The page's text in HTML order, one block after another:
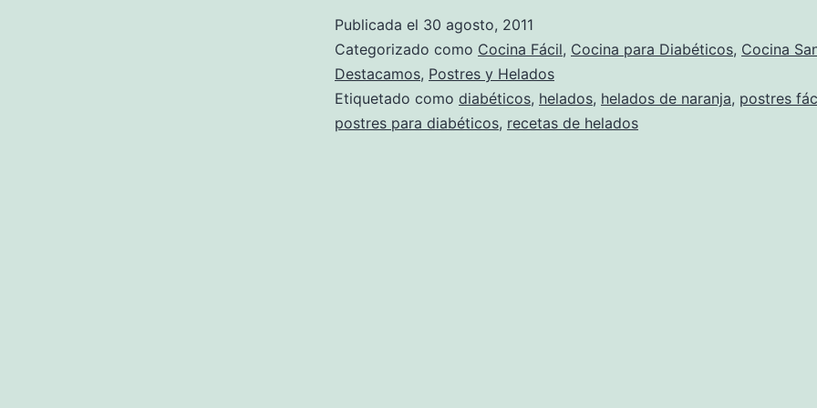
Publicada el 30 agosto, 2011
Categorizado como Cocina Fácil, Cocina para Diabéticos, Cocina
Destacamos, Postres y Helados
Etiquetado como diabéticos, helados, helados de naranja, postres
postres para diabéticos, recetas de helados